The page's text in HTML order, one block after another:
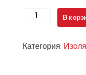
Количество
товара
СК
В
Категория: